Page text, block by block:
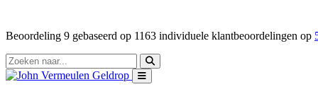
Beoordeling 9 gebaseerd op 1163 individuele klantbeoordelingen op